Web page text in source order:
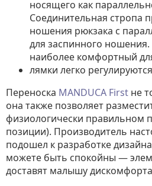
носящего как
Соединительная стропа
ношения рюкзака с
для заспинного
наиболее комфортный
лямки легко
Переноска MANDUCA First не
она также позволяет
физиологически правильном
позиции). Производитель
подошел к разработке
можете быть спокойны —
доставят малышу